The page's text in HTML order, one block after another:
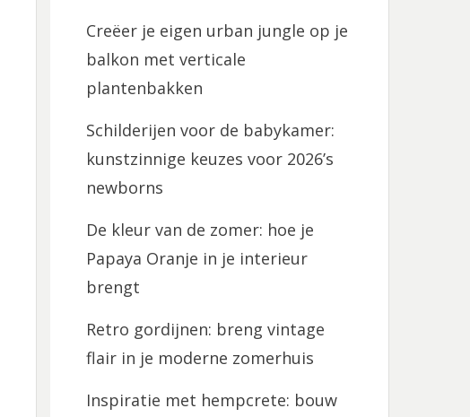
Creëer je eigen urban jungle op je
balkon met verticale
plantenbakken
Schilderijen voor de babykamer:
kunstzinnige keuzes voor 2026’s
newborns
De kleur van de zomer: hoe je
Papaya Oranje in je interieur
brengt
Retro gordijnen: breng vintage
flair in je moderne zomerhuis
Inspiratie met hempcrete: bouw